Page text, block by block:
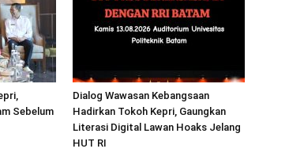
Sebelum
Dialog Wawasan Kebangsaan
Hadirkan Tokoh Kepri, Gaungkan
Literasi Digital Lawan Hoaks Jelang
HUT RI